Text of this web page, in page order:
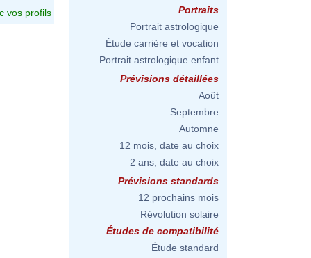
vos profils
Portraits
Portrait astrologique
Étude carrière et vocation
Portrait astrologique enfant
Prévisions détaillées
Août
Septembre
Automne
12 mois, date au choix
2 ans, date au choix
Prévisions standards
12 prochains mois
Révolution solaire
Études de compatibilité
Étude standard